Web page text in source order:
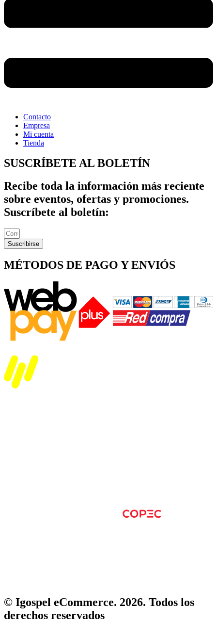
Contacto
Empresa
Mi cuenta
Tienda
SUSCRÍBETE AL BOLETÍN
Recibe toda la información más reciente
sobre eventos, ofertas y promociones.
Suscríbete al boletín:
Suscribirse
MÉTODOS DE PAGO Y ENVIÓS
© Igospel eCommerce. 2026. Todos los
derechos reservados